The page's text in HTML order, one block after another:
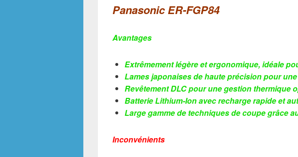
Panasonic ER-FGP84
Avantages
Extrêmement légère et ergonomique, idéale
Lames japonaises de haute précision pour
Revêtement DLC pour une gestion thermique
Batterie Lithium-Ion avec recharge rapide et
Large gamme de techniques de coupe grâce
Inconvénients